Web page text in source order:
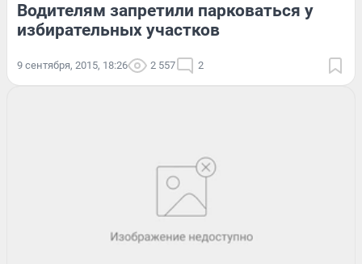
Водителям запретили парковаться у
избирательных участков
9 сентября, 2015, 18:26 2 557 2